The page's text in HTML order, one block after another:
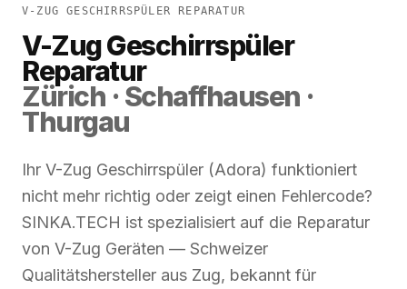
V-ZUG GESCHIRRSPÜLER REPARATUR
V-Zug Geschirrspüler
Reparatur
Zürich · Schaffhausen ·
Thurgau
Ihr V-Zug Geschirrspüler (Adora) funktioniert
nicht mehr richtig oder zeigt einen Fehlercode?
SINKA.TECH ist spezialisiert auf die Reparatur
von V-Zug Geräten — Schweizer
Qualitätshersteller aus Zug, bekannt für